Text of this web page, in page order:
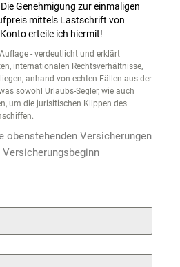
Genehmigung zur einmaligen
mittels Lastschrift von
erteile ich hiermit!
- verdeutlicht und erklärt
internationalen Rechtsverhältnisse,
anhand von echten Fällen aus der
sowohl Urlaubs-Segler, wie auch
um die jurisitischen Klippen des
obenstehenden Versicherungen